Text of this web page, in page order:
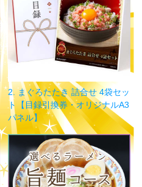
2. まぐろたたき 詰合せ 4袋セッ
ト【目録引換券・オリジナルA3
パネル】